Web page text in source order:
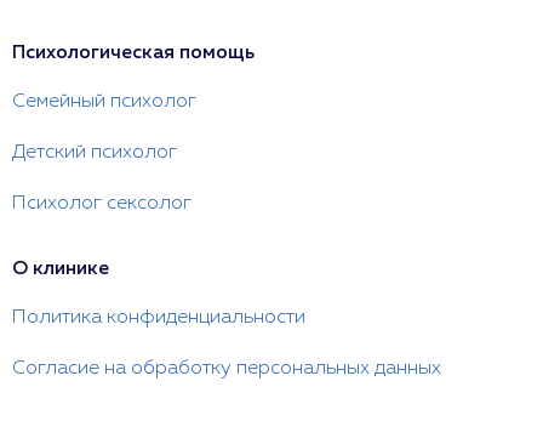
Психологическая помощь
Семейный психолог
Детский психолог
Психолог сексолог
О клинике
Политика конфиденциальности
Согласие на обработку персональных данных